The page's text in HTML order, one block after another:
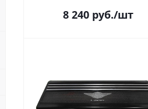
8 240 руб./шт